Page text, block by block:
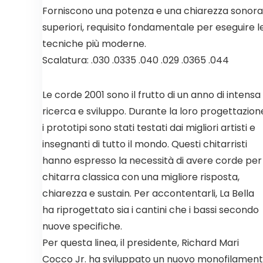
Forniscono una potenza e una chiarezza sonora
superiori, requisito fondamentale per eseguire
tecniche più moderne.
Scalatura: .030 .0335 .040 .029 .0365 .044
Le corde 2001 sono il frutto di un anno di intensa
ricerca e sviluppo. Durante la loro
i prototipi sono stati testati dai migliori artisti e
insegnanti di tutto il mondo. Questi chitarristi
hanno espresso la necessità di avere corde per
chitarra classica con una migliore risposta,
chiarezza e sustain. Per accontentarli, La Bella
ha riprogettato sia i cantini che i bassi secondo
nuove specifiche.
Per questa linea, il presidente, Richard Mari
Cocco Jr. ha sviluppato un nuovo